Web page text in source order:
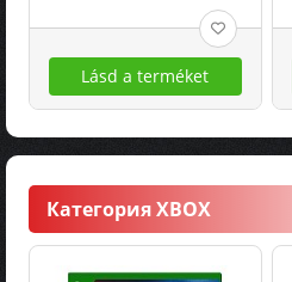
Lásd a terméket
Категория XBOX